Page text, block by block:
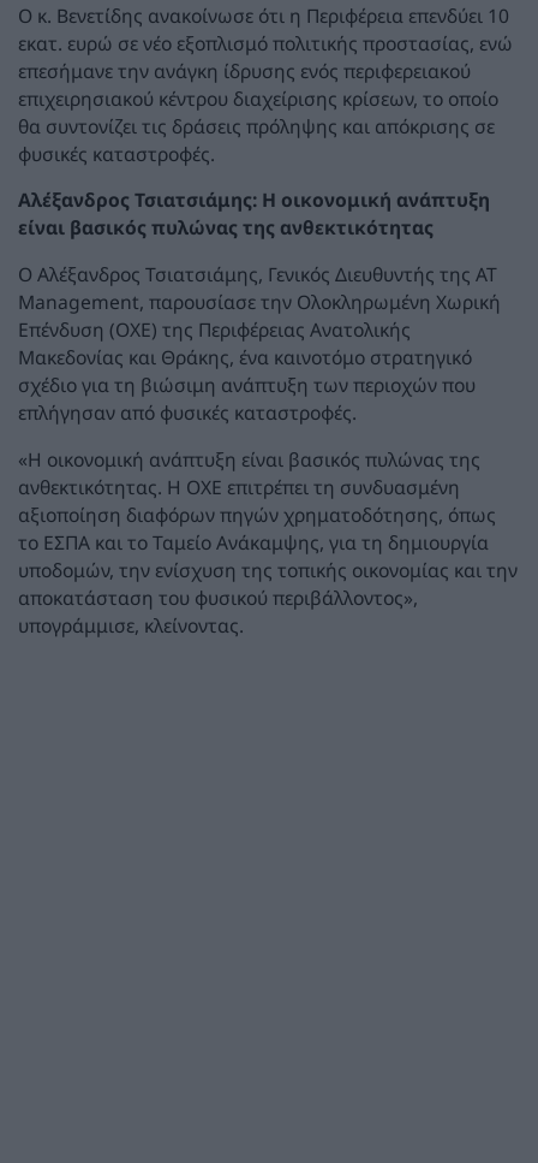
Ο κ. Βενετίδης ανακοίνωσε ότι η Περιφέρεια επενδύει 10
εκατ. ευρώ σε νέο εξοπλισμό πολιτικής προστασίας, ενώ
επεσήμανε την ανάγκη ίδρυσης ενός περιφερειακού
επιχειρησιακού κέντρου διαχείρισης κρίσεων, το οποίο
θα συντονίζει τις δράσεις πρόληψης και απόκρισης σε
φυσικές καταστροφές.
Αλέξανδρος Τσιατσιάμης: Η οικονομική ανάπτυξη
είναι βασικός πυλώνας της ανθεκτικότητας
Ο Αλέξανδρος Τσιατσιάμης, Γενικός Διευθυντής της AT
Management, παρουσίασε την Ολοκληρωμένη Χωρική
Επένδυση (ΟΧΕ) της Περιφέρειας Ανατολικής
Μακεδονίας και Θράκης, ένα καινοτόμο στρατηγικό
σχέδιο για τη βιώσιμη ανάπτυξη των περιοχών που
επλήγησαν από φυσικές καταστροφές.
«Η οικονομική ανάπτυξη είναι βασικός πυλώνας της
ανθεκτικότητας. Η ΟΧΕ επιτρέπει τη συνδυασμένη
αξιοποίηση διαφόρων πηγών χρηματοδότησης, όπως
το ΕΣΠΑ και το Ταμείο Ανάκαμψης, για τη δημιουργία
υποδομών, την ενίσχυση της τοπικής οικονομίας και την
αποκατάσταση του φυσικού περιβάλλοντος»,
υπογράμμισε, κλείνοντας.